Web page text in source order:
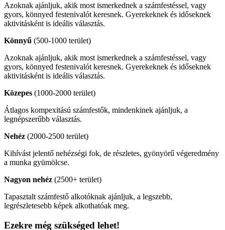
Azoknak ajánljuk, akik most ismerkednek a számfestéssel, vagy
gyors, könnyed festenivalót keresnek. Gyerekeknek és időseknek
aktivitásként is ideális választás.
Könnyű (500-1000 terület)
Azoknak ajánljuk, akik most ismerkednek a számfestéssel, vagy
gyors, könnyed festenivalót keresnek. Gyerekeknek és időseknek
aktivitásként is ideális választás.
Közepes (1000-2000 terület)
Átlagos kompexitású számfestők, mindenkinek ajánljuk, a
legnépszerűbb választás.
Nehéz (2000-2500 terület)
Kihívást jelentő nehézségi fok, de részletes, gyönyörű végeredmény
a munka gyümölcse.
Nagyon nehéz (2500+ terület)
Tapasztalt számfestő alkotóknak ajánljuk, a legszebb,
legrészletesebb képek alkothatóak meg.
Ezekre még szükséged lehet!